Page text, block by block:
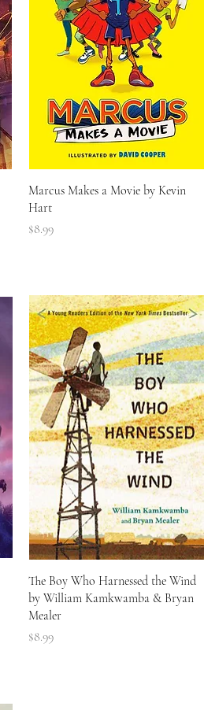
त्वरित दृश्य
Marcus Makes a Movie by Kevin
Hart
मूल्य
$8.99
त्वरित दृश्य
The Boy Who Harnessed the Wind
by William Kamkwamba & Bryan
Mealer
मूल्य
$8.99